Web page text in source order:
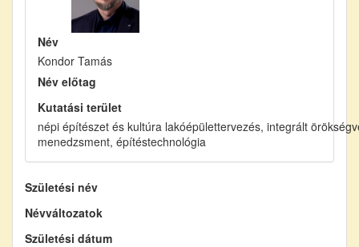
Név
Kondor Tamás
Név előtag
Kutatási terület
népi építészet és kultúra lakóépülettervezés, integrált
menedzsment, építéstechnológia
Születési név
Névváltozatok
Születési dátum